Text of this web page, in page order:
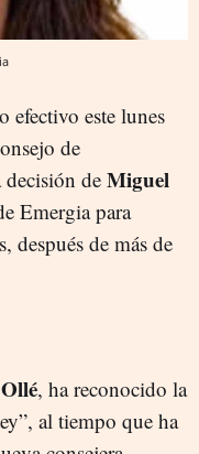
efectivo este lunes
de
de Miguel
Emergia para
después de más de
, ha reconocido la
al tiempo que ha